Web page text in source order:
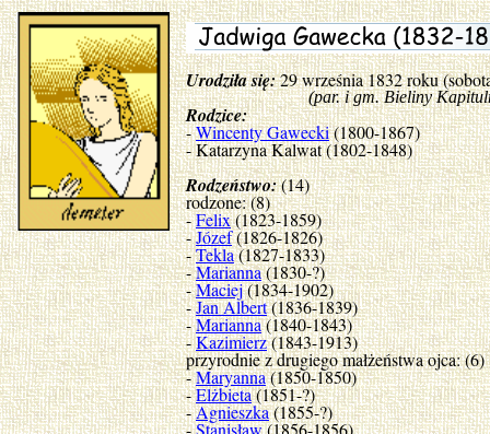
Urodziła się:29 września 1832 roku
(par. i gm. Bieliny Kapitulne,
Rodzice:
-Wincenty Gawecki(1800-1867)
- Katarzyna Kalwat (1802-1848)
Rodzeństwo:(14)
rodzone: (8)
-Felix(1823-1859)
-Józef(1826-1826)
-Tekla(1827-1833)
-Marianna(1830-?)
-Maciej(1834-1902)
-Jan Albert(1836-1839)
-Marianna(1840-1843)
-Kazimierz(1843-1913)
przyrodnie z drugiego małżeństwa ojca: (6)
-Maryanna(1850-1850)
-Elżbieta(1851-?)
-Agnieszka(1855-?)
-Stanisław(1856-1856)